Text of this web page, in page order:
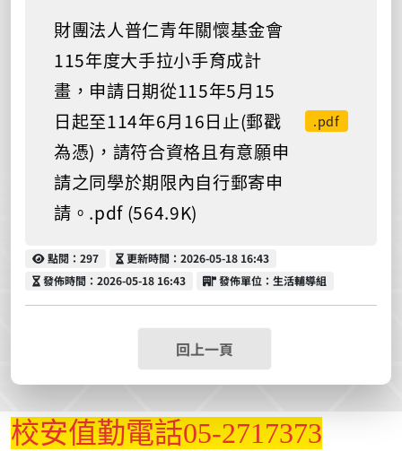
財團法人普仁青年關懷基金會
115年度大手拉小手育成計
畫，申請日期從115年5月15
日起至114年6月16日止(郵戳
為憑)，請符合資格且有意願申
請之同學於期限內自行郵寄申
請。.pdf (564.9K)
.pdf
點閱
點閱：297 更新時間
更新時間：2026-05-18 16:43
發佈時間
發佈時間：2026-05-18 16:43 發佈單位
發佈單位：生活輔導組
回上一頁
校安值勤電話05-2717373